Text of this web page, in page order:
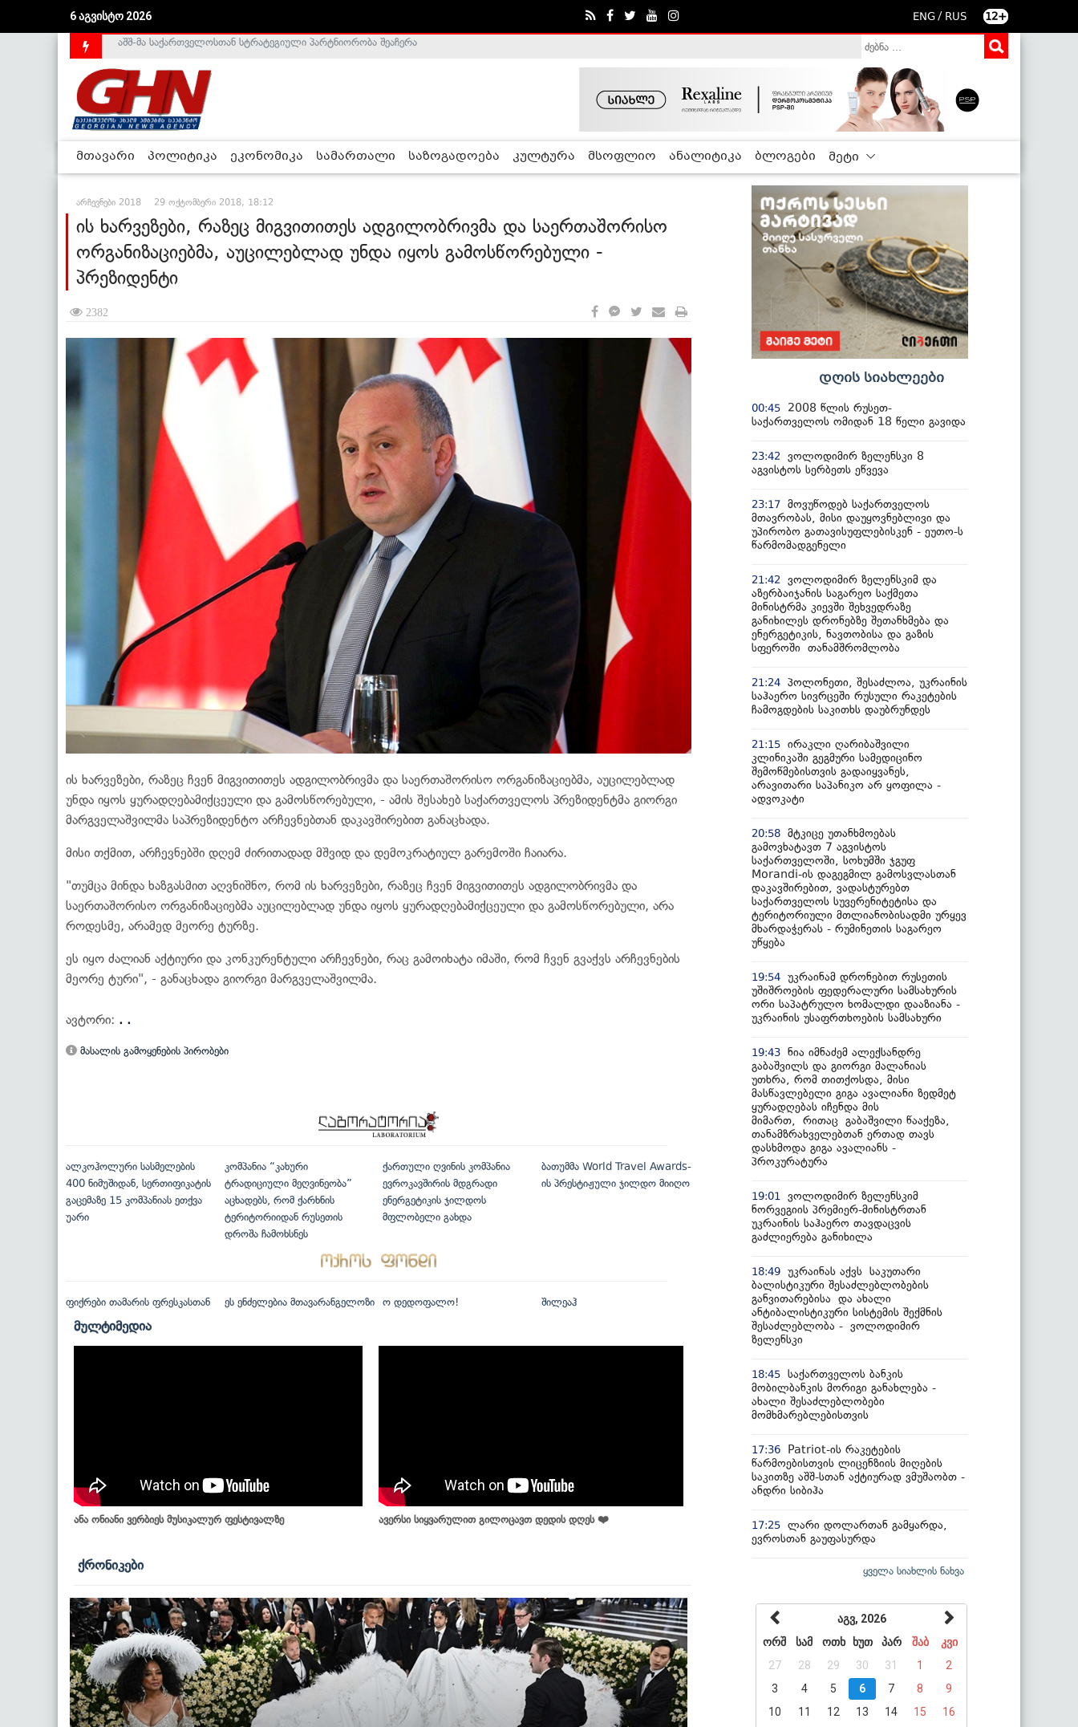
6 აგვისტო 2026 ENG / RUS 12+
საქართველოს დე-ფაქტო მთავრობა არალეგიტიმურია - ჰელსინკის კომისია
მთავარი პოლიტიკა ეკონომიკა სამართალი საზოგადოება კულტურა მსოფლიო ანალიტიკა ბლოგები მეტი
არჩევნები 2018 29 ოქტომბერი 2018, 18:12
ის ხარვეზები, რაზეც მიგვითითეს ადგილობრივმა და საერთაშორისო
ორგანიზაციებმა, აუცილებლად უნდა იყოს გამოსწორებული -
პრეზიდენტი
2382
ის ხარვეზები, რაზეც ჩვენ მიგვითითეს ადგილობრივმა და საერთაშორისო ორგანიზაციებმა, აუცილებლად
უნდა იყოს ყურადღებამიქცეული და გამოსწორებული, - ამის შესახებ საქართველოს პრეზიდენტმა გიორგი
მარგველაშვილმა საპრეზიდენტო არჩევნებთან დაკავშირებით განაცხადა.
მისი თქმით, არჩევნებში დღემ ძირითადად მშვიდ და დემოკრატიულ გარემოში ჩაიარა.
"თუმცა მინდა ხაზგასმით აღვნიშნო, რომ ის ხარვეზები, რაზეც ჩვენ მიგვითითეს ადგილობრივმა და
საერთაშორისო ორგანიზაციებმა აუცილებლად უნდა იყოს ყურადღებამიქცეული და გამოსწორებული, არა
როდესმე, არამედ მეორე ტურზე.
ეს იყო ძალიან აქტიური და კონკურენტული არჩევნები, რაც გამოიხატა იმაში, რომ ჩვენ გვაქვს არჩევნების
მეორე ტური", - განაცხადა გიორგი მარგველაშვილმა.
ავტორი: . .
მასალის გამოყენების პირობები
ალკოჰოლური სასმელების
400 ნიმუშიდან, სერთიფიკატის
გაცემაზე 15 კომპანიას ეთქვა
უარი
კომპანია “კახური
ტრადიციული მეღვინეობა”
აცხადებს, რომ ქარხნის
ტერიტორიიდან რუსეთის
დროშა ჩამოხსნეს
ქართული ღვინის კომპანია
ევროკავშირის მდგრადი
ენერგეტიკის ჯილდოს
მფლობელი გახდა
ბათუმმა World Travel Awards-
ის პრესტიჟული ჯილდო მიიღო
ფიქრები თამარის ფრესკასთან ეს ენძელებია მთავარანგელოზი ო დედოფალო! შილეაჰ
მულტიმედია
ანა ონიანი ვერბიეს მუსიკალურ ფესტივალზე ავერსი სიყვარულით გილოცავთ დედის დღეს ❤️
ქრონიკები
დღის სიახლეები
00:45
2008 წლის რუსეთ-
საქართველოს ომიდან 18 წელი გავიდა
23:42
ვოლოდიმირ ზელენსკი 8
აგვისტოს სერბეთს ეწვევა
23:17 მოვუწოდებ საქართველოს
მთავრობას, მისი დაუყოვნებლივი და
უპირობო გათავისუფლებისკენ - ეუთო-ს
წარმომადგენელი
21:42
ვოლოდიმირ ზელენსკიმ და
აზერბაიჯანის საგარეო საქმეთა
მინისტრმა კიევში შეხვედრაზე
განიხილეს დრონებზე შეთანხმება და
ენერგეტიკის, ნავთობისა და გაზის
სფეროში თანამშრომლობა
21:24 პოლონეთი, შესაძლოა, უკრაინის
საჰაერო სივრცეში რუსული რაკეტების
ჩამოგდების საკითხს დაუბრუნდეს
21:15 ირაკლი ღარიბაშვილი
კლინიკაში გეგმური სამედიცინო
შემოწმებისთვის გადაიყვანეს,
არავითარი საპანიკო არ ყოფილა -
ადვოკატი
20:58 მტკიცე უთანხმოებას
გამოვხატავთ 7 აგვისტოს
საქართველოში, სოხუმში ჯგუფ
Morandi-ის დაგეგმილ გამოსვლასთან
დაკავშირებით, ვადასტურებთ
საქართველოს სუვერენიტეტისა და
ტერიტორიული მთლიანობისადმი ურყევ
მხარდაჭერას - რუმინეთის საგარეო
უწყება
19:54 უკრაინამ დრონებით რუსეთის
უშიშროების ფედერალური სამსახურის
ორი საპატრულო ხომალდი დააზიანა -
უკრაინის უსაფრთხოების სამსახური
19:43 ნია იმნაძემ ალექსანდრე
გაბაშვილს და გიორგი მალანიას
უთხრა, რომ თითქოსდა, მისი
მასწავლებელი გიგა ავალიანი ზედმეტ
ყურადღებას იჩენდა მის
მიმართ, რითაც გაბაშვილი წააქეზა,
თანამზრახველებთან ერთად თავს
დასხმოდა გიგა ავალიანს -
პროკურატურა
19:01
ვოლოდიმირ ზელენსკიმ
ნორვეგიის პრემიერ-მინისტრთან
უკრაინის საჰაერო თავდაცვის
გაძლიერება განიხილა
18:49 უკრაინას აქვს საკუთარი
ბალისტიკური შესაძლებლობების
განვითარებისა და ახალი
ანტიბალისტიკური სისტემის შექმნის
შესაძლებლობა - ვოლოდიმირ
ზელენსკი
18:45 საქართველოს ბანკის
მობილბანკის მორიგი განახლება -
ახალი შესაძლებლობები
მომხმარებლებისთვის
17:36
Patriot-ის რაკეტების
წარმოებისთვის ლიცენზიის მიღების
საკითზე აშშ-სთან აქტიურად ვმუშაობთ -
ანდრი სიბიჰა
17:25 ლარი დოლართან გამყარდა,
ევროსთან გაუფასურდა
ყველა სიახლის ნახვა
აგვ, 2026
ორშ
სამ ოთხ ხუთ პარ შაბ
კვი
27
28 29 30 31 1
2
3
4 5 6 7 8
9
10
11 12 13 14 15
16